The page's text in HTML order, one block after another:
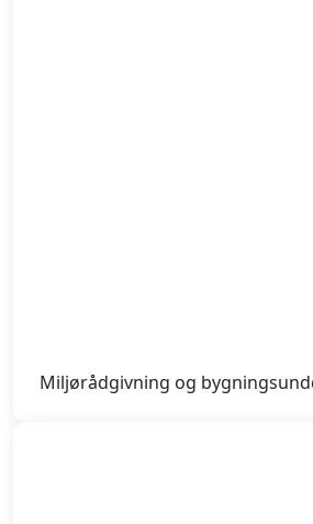
Miljørådgivning og